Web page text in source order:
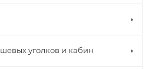
уголков и кабин